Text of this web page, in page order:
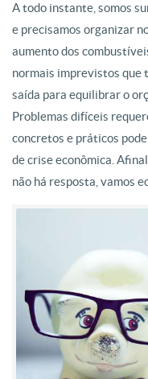
A todo instante, somos
e precisamos organizar
aumento dos
normais imprevistos que
saída para equilibrar o
Problemas difíceis
concretos e práticos
de crise econômica.
não há resposta, vamos